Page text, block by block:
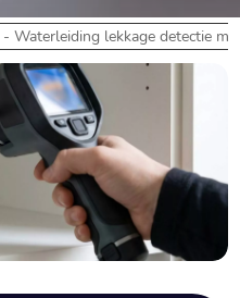
-Waterleiding lekkage detectie